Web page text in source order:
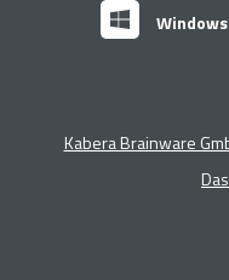
Windows
Kabera Brainware